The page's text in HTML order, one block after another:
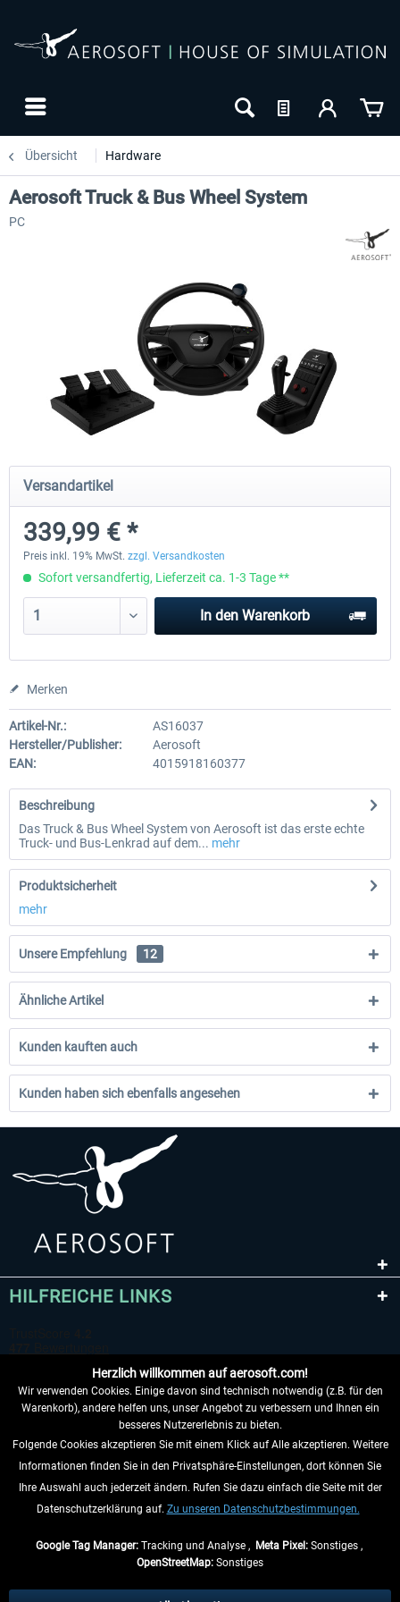
Übersicht Hardware
Wheel Stand Pro - Farm Truck
196,35 € *
Wheel Stand Pro Upgrade -
Aerosoft Truck & Bus Wheel System
PC
Versandartikel
339,99 € *
Preis inkl. 19% MwSt. zzgl. Versandkosten
Sofort versandfertig, Lieferzeit ca. 1-3 Tage **
In den Warenkorb
Merken
Artikel-Nr.:
AS16037
Hersteller/Publisher:
Aerosoft
EAN:
4015918160377
Beschreibung
Das Truck & Bus Wheel System von Aerosoft ist das erste echte
Truck- und Bus-Lenkrad auf dem... mehr
Produktsicherheit
mehr
Unsere Empfehlung 12
Ähnliche Artikel
Kunden kauften auch
Kunden haben sich ebenfalls angesehen
HILFREICHE LINKS
VERTRAG WIDERRUFEN
INFORMATIONEN
Herzlich willkommen auf aerosoft.com!
Wir verwenden Cookies. Einige davon sind technisch notwendig (z.B. für den
Warenkorb), andere helfen uns, unser Angebot zu verbessern und Ihnen ein
besseres Nutzererlebnis zu bieten.
Folgende Cookies akzeptieren Sie mit einem Klick auf Alle akzeptieren. Weitere
Informationen finden Sie in den Privatsphäre-Einstellungen, dort können Sie
Ihre Auswahl auch jederzeit ändern. Rufen Sie dazu einfach die Seite mit der
Datenschutzerklärung auf. Zu unseren Datenschutzbestimmungen.
Google Tag Manager:Tracking und Analyse , Meta Pixel:Sonstiges ,
OpenStreetMap: Sonstiges